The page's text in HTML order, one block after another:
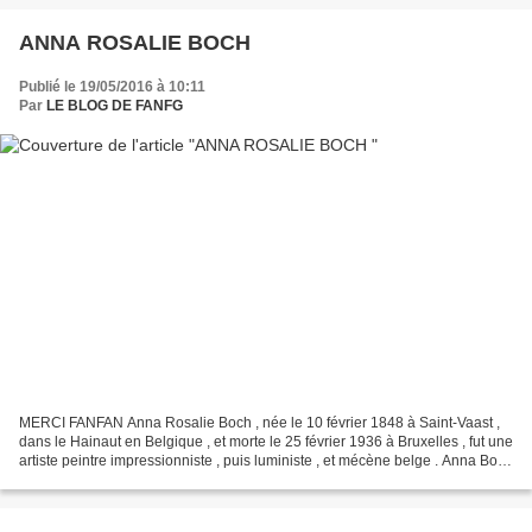
ANNA ROSALIE BOCH
Publié le 19/05/2016 à 10:11
Par LE BLOG DE FANFG
MERCI FANFAN Anna Rosalie Boch , née le 10 février 1848 à Saint-Vaast ,
dans le Hainaut en Belgique , et morte le 25 février 1936 à Bruxelles , fut une
artiste peintre impressionniste , puis luministe , et mécène belge . Anna Boch